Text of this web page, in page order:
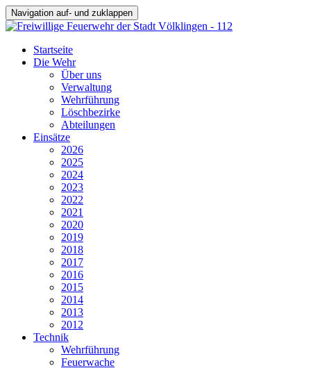
Navigation auf- und zuklappen
Startseite
Die Wehr
Über uns
Verwaltung
Wehrführung
Löschbezirke
Abteilungen
Einsätze
2026
2025
2024
2023
2022
2021
2020
2019
2018
2017
2016
2015
2014
2013
2012
Technik
Wehrführung
Feuerwache